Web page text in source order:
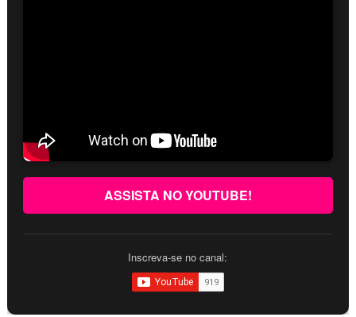
ASSISTA NO YOUTUBE!
Inscreva-se no canal: